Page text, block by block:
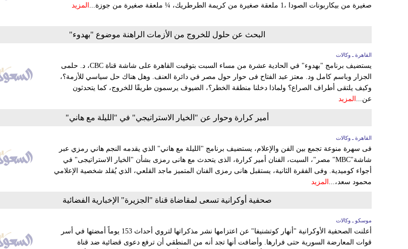
صغيرة من بيكاربونات الصودا ،1 ملعقة صغيرة من كريمة الطرطريك، ¼ ملعقة صغيرة من جوزة...
المزيد
البحث عن حلول للخروج من الأزمات الراهنة موضوع "بهدوء"
القاهرة ـ وكالات
يستضيف برنامج "بهدوء" في الحادية عشرة من مساء السبت بتوقيت القاهرة على شاشة قناة CBC، د. حلمى
الجزار وباسم كامل ود. معتز عبد الفتاح فى حوار حول مصر في دائرة العنف. وهل هناك حل سياسي للأزمة؟،
وكيف يلتقى أطراف الصراع؟ ولماذا دخلنا منطقة الخطر؟، الضيوف يرسمون طريقًا للخروج، كما يتحدثون
عن... المزيد
أمير كرارة وحوار عن "الخيار الاستراتيجي" في "الليلة مع هاني"
القاهرة ـ وكالات
فى سهرة منوعة تجمع بين الفن والإعلام، يستضيف برنامج "الليلة مع هاني" الذي يقدمه النجم هاني رمزي عبر
شاشة"MBC" مصر"، السيت، الفنان أمير كرارة، الذى يتحدث مع هانى رمزى بشأن "الخيار الاستراتيجى" في
أجواء كوميدية. وفى الفقرة الثانية، يستقبل هانى رمزى الفنان المتميز ماجد القلعي، الذي يُقلد شخصية الإعلامي
محمود سعد،...
المزيد
صحفية أوكرانية تسعى لمقاضاة قناة "الجزيرة" الإخبارية الفضائية
موسكو ـ وكالات
أعلنت الصحفية الأوكرانية "أنهار كوتشنيفا" عن اعتزامها نشر مذكراتها لتروي أحداث 153 يوماً أمضتها في أسر
قوات المعارضة السورية حتى فرارها. وأضافت أنها تجد أنه من المنطقي أن ترفع دعوى قضائية ضد قناة